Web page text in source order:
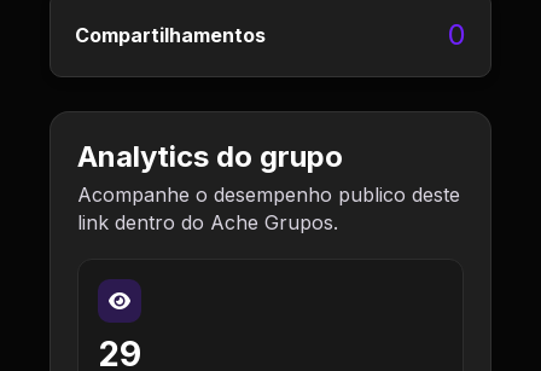
Compartilhamentos 0
Analytics do grupo
Acompanhe o desempenho publico deste
link dentro do Ache Grupos.
29